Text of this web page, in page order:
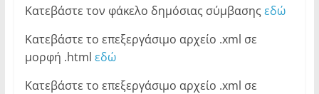
Κατεβάστε τον φάκελο δημόσιας σύμβασης εδώ
Κατεβάστε το επεξεργάσιμο αρχείο .xml σε
μορφή .html εδώ
Κατεβάστε το επεξεργάσιμο αρχείο .xml σε